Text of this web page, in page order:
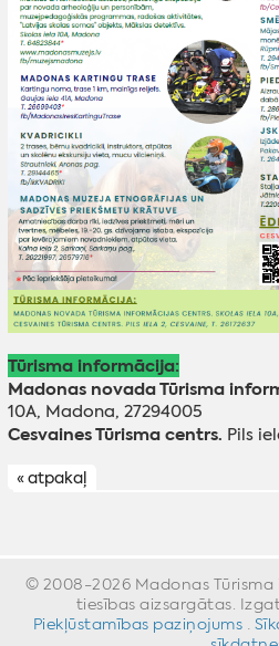
Tūrisma informācija:
Madonas novada Tūrisma
10A, Madona, 27294005
Cesvaines Tūrisma centrs. Pils
« atpakaļ
© 2008-2026 Madonas Tūrisma
tiesības aizsargātas.
Piekļūstamības paziņojums ·